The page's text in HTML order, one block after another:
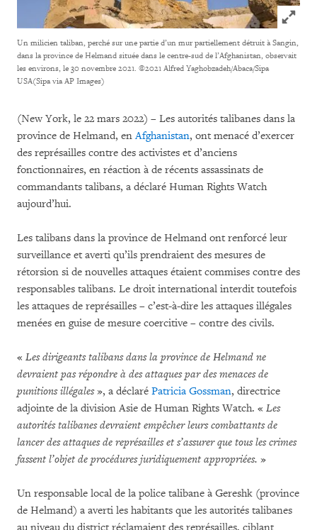
Click to
Un milicien taliban, perché sur une partie d’un mur partiellement détruit à Sangin,
dans la province de Helmand située dans le centre-sud de l’Afghanistan, observait
les environs, le 30 novembre 2021. ©2021 Alfred Yaghobzadeh/Abaca/Sipa
USA(Sipa via AP Images)
(New York, le 22 mars 2022) – Les autorités talibanes dans la
province de Helmand, enAfghanistan, ont menacé d’exercer
des représailles contre des activistes et d’anciens
fonctionnaires, en réaction à de récents assassinats de
commandants talibans, a déclaré Human Rights Watch
aujourd’hui.
Les talibans dans la province de Helmand ont renforcé leur
surveillance et averti qu’ils prendraient des mesures de
rétorsion si de nouvelles attaques étaient commises contre des
responsables talibans. Le droit international interdit toutefois
les attaques de représailles – c’est-à-dire les attaques illégales
menées en guise de mesure coercitive – contre des civils.
« Les dirigeants talibans dans la province de Helmand ne
devraient pas répondre à des attaques par des menaces de
punitions illégales», a déclaré Patricia Gossman, directrice
adjointe de la division Asie de Human Rights Watch. « Les
autorités talibanes devraient empêcher leurs combattants de
lancer des attaques de représailles et s’assurer que tous les crimes
fassent l’objet de procédures juridiquement appropriées. »
Un responsable local de la police talibane à Gereshk (province
de Helmand) a averti les habitants que les autorités talibanes
au niveau du district réclamaient des représailles, ciblant